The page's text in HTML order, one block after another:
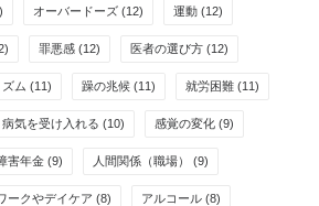
オーバードーズ (12) 運動 (12)
罪悪感 (12) 医者の選び方 (12)
ム (11) 躁の兆候 (11) 就労困難 (11)
病気を受け入れる (10) 感覚の変化 (9)
害年金 (9) 人間関係（職場） (9)
ークやデイケア (8) アルコール (8)